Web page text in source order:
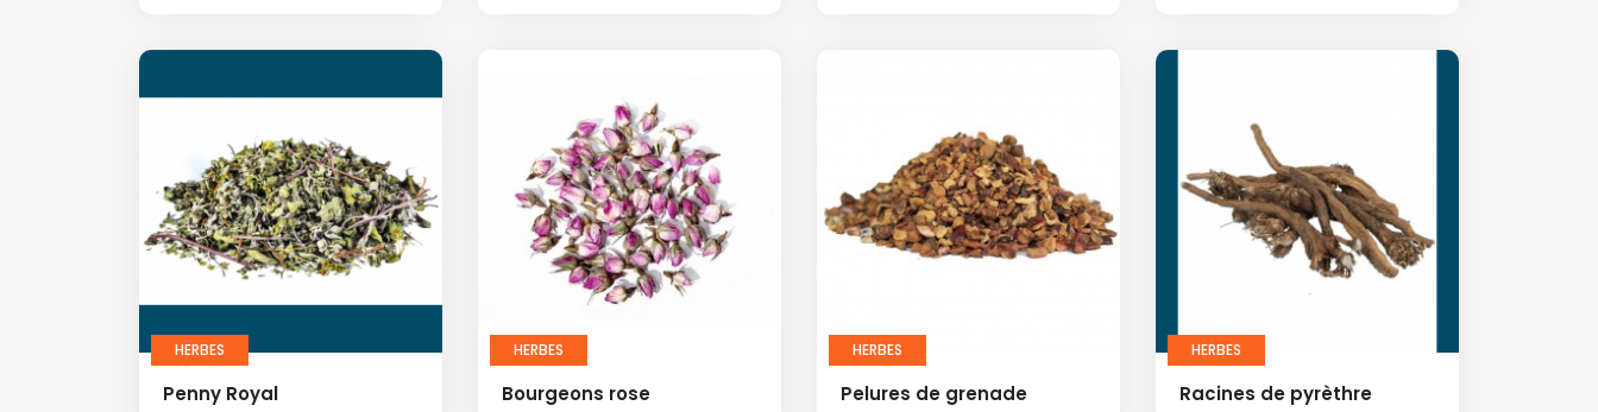
HERBES
Penny Royal
HERBES
Bourgeons rose
HERBES
Pelures de grenade
HERBES
Racines de pyrèthre